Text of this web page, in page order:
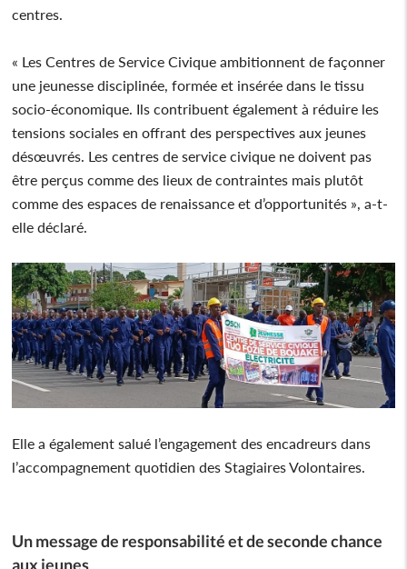
centres.
« Les Centres de Service Civique ambitionnent de façonner
une jeunesse disciplinée, formée et insérée dans le tissu
socio-économique. Ils contribuent également à réduire les
tensions sociales en offrant des perspectives aux jeunes
désœuvrés. Les centres de service civique ne doivent pas
être perçus comme des lieux de contraintes mais plutôt
comme des espaces de renaissance et d’opportunités », a-t-
elle déclaré.
Elle a également salué l’engagement des encadreurs dans
l’accompagnement quotidien des Stagiaires Volontaires.
Un message de responsabilité et de seconde chance
aux jeunes